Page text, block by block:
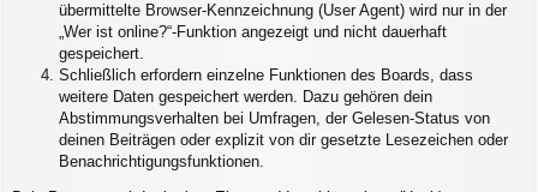
übermittelte Browser-Kennzeichnung (User Agent) wird nur in der
„Wer ist online?“-Funktion angezeigt und nicht dauerhaft
gespeichert.
Schließlich erfordern einzelne Funktionen des Boards, dass
weitere Daten gespeichert werden. Dazu gehören dein
Abstimmungsverhalten bei Umfragen, der Gelesen-Status von
deinen Beiträgen oder explizit von dir gesetzte Lesezeichen oder
Benachrichtigungsfunktionen.